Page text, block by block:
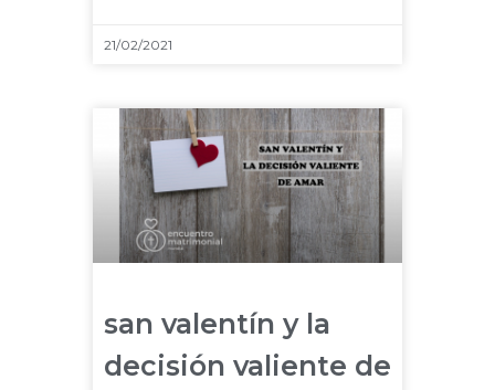
21/02/2021
san valentín y la
decisión valiente de